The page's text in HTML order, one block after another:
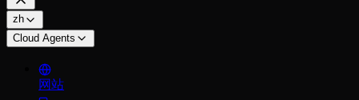
zh
Cloud Agents
网站